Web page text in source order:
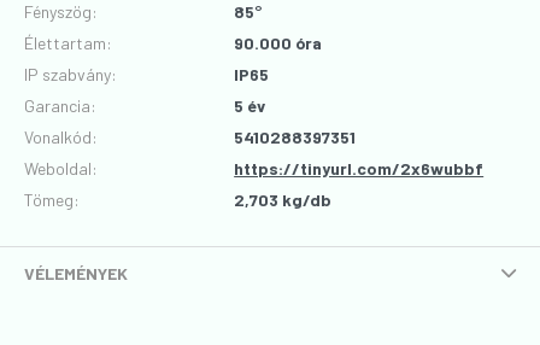
Fényszög:
85°
Élettartam:
90.000 óra
IP szabvány:
IP65
Garancia:
5 év
Vonalkód:
5410288397351
Weboldal:
https://tinyurl.com/2x6wubbf
Tömeg:
2,703 kg/db
VÉLEMÉNYEK